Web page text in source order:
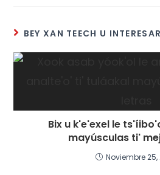
BEY XAN TEECH U INTERESAR
Bix u k'e'exel le
mayúsculas ti'
Noviembre 25,